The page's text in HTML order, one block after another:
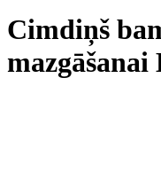
Cimdiņš
mazgāšanai